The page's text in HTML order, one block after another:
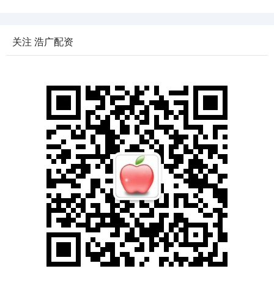
关注 浩广配资